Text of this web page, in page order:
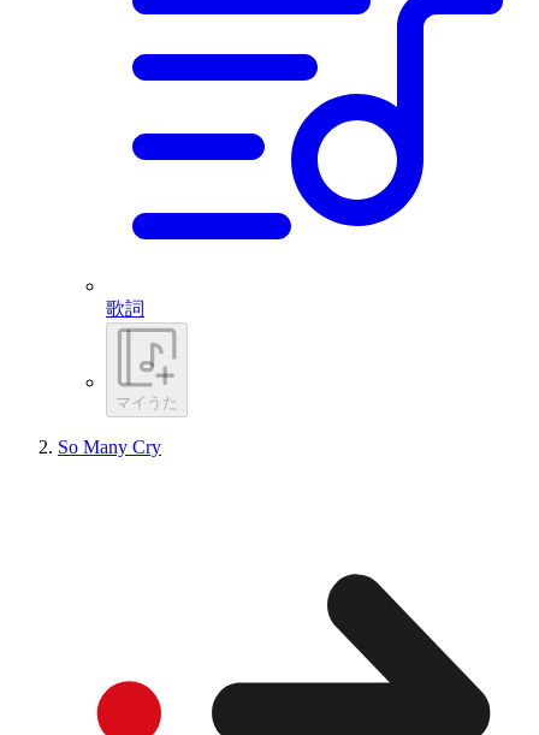
歌詞
マイうた
So Many Cry